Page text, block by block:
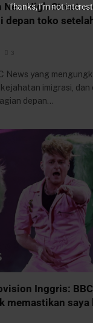
New High Street
depan toko
3
News yang
imigrasi,
depan…
Inggris:
memastikan saya
Thanks, I’m not